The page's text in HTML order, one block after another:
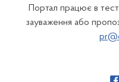
Портал працює в
зауваження або